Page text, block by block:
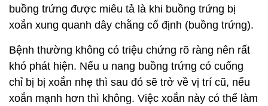
buồng trứng được miêu tả là khi buồng trứng bị
xoắn xung quanh dây chằng cố định (buồng trứng).
Bệnh thường không có triệu chứng rõ ràng nên rất
khó phát hiện. Nếu u nang buồng trứng có cuống
chỉ bị bị xoắn nhẹ thì sau đó sẽ trở về vị trí cũ, nếu
xoắn mạnh hơn thì không. Việc xoắn này có thể làm